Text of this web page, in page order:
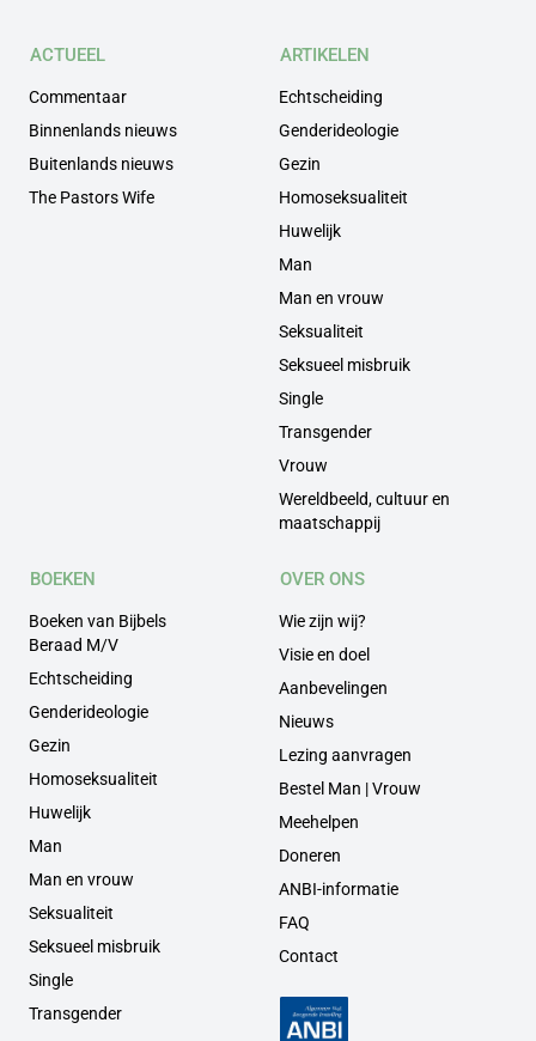
ACTUEEL
Commentaar
Binnenlands nieuws
Buitenlands nieuws
The Pastors Wife
ARTIKELEN
Echtscheiding
Genderideologie
Gezin
Homoseksualiteit
Huwelijk
Man
Man en vrouw
Seksualiteit
Seksueel misbruik
Single
Transgender
Vrouw
Wereldbeeld, cultuur en
maatschappij
BOEKEN
Boeken van Bijbels
Beraad M/V
Echtscheiding
Genderideologie
Gezin
Homoseksualiteit
Huwelijk
Man
Man en vrouw
Seksualiteit
Seksueel misbruik
Single
Transgender
OVER ONS
Wie zijn wij?
Visie en doel
Aanbevelingen
Nieuws
Lezing aanvragen
Bestel Man | Vrouw
Meehelpen
Doneren
ANBI-informatie
FAQ
Contact